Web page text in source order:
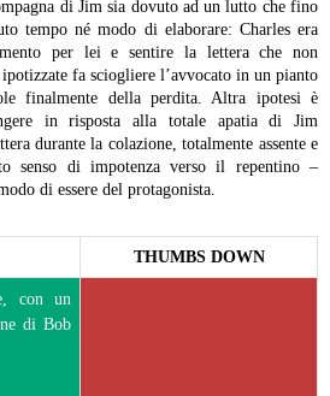
di Jim sia dovuto ad un lutto che fino
tempo né modo di elaborare: Charles era
per lei e sentire la lettera che non
fa sciogliere l’avvocato in un pianto
finalmente della perdita. Altra ipotesi è
in risposta alla totale apatia di Jim
durante la colazione, totalmente assente e
senso di impotenza verso il repentino –
di essere del protagonista.
THUMBS DOWN
con un
di Bob